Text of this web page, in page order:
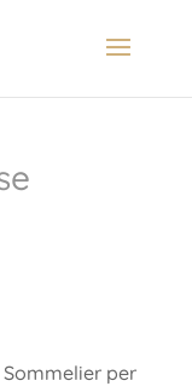
per